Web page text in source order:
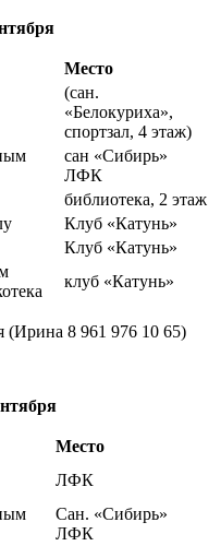
Место
(сан.
«Белокуриха»,
спортзал, 4 этаж)
сан «Сибирь»
ЛФК
библиотека, 2 этаж
Клуб «Катунь»
Клуб «Катунь»
клуб «Катунь»
8 961 976 10 65)
Место
ЛФК
Сан. «Сибирь»
ЛФК